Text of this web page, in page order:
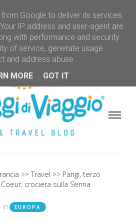
Travel
Parigi, terzo
crociera sulla Senna
in EUROPA
Google to deliver its services
IP address and user-agent are
with performance and security
of service, generate usage
and address abuse.
MORE
GOT IT